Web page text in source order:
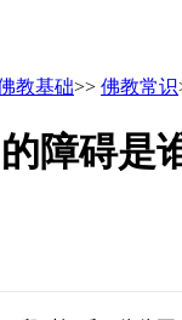
教基础>> 佛教常识
障碍是